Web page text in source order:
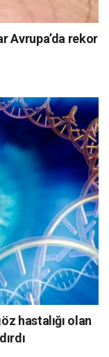
Avrupa’da rekor
hastalığı olan